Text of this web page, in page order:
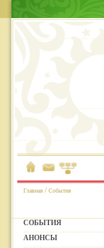
Главная /События
СОБЫТИЯ
АНОНСЫ